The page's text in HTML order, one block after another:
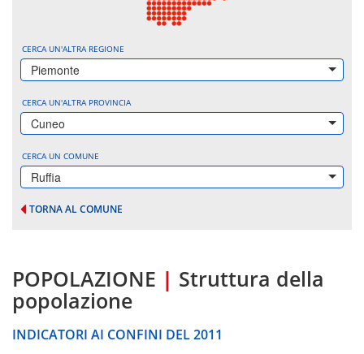
CERCA UN'ALTRA REGIONE
Piemonte
CERCA UN'ALTRA PROVINCIA
Cuneo
CERCA UN COMUNE
Ruffia
TORNA AL COMUNE
POPOLAZIONE | Struttura della
popolazione
INDICATORI AI CONFINI DEL 2011